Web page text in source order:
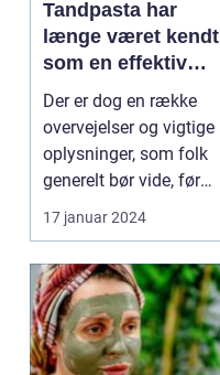
Tandpasta har
længe været kendt
som en effektiv
løsning til at
bekæmpe bumser
Der er dog en række
overvejelser og vigtige
oplysninger, som folk
generelt bør vide, før
de begynder...
17 januar 2024